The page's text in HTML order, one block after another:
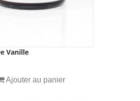
Vanille
Ajouter au panier